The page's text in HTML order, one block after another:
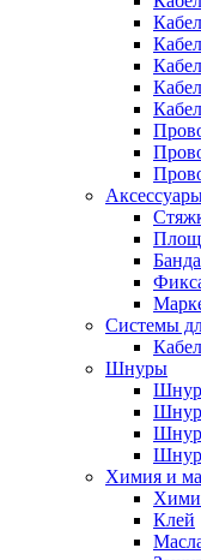
Системы
Шнуры
Химия и
Клей